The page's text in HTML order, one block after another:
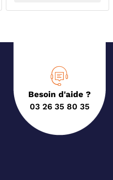
Besoin d'aide ?
03 26 35 80 35